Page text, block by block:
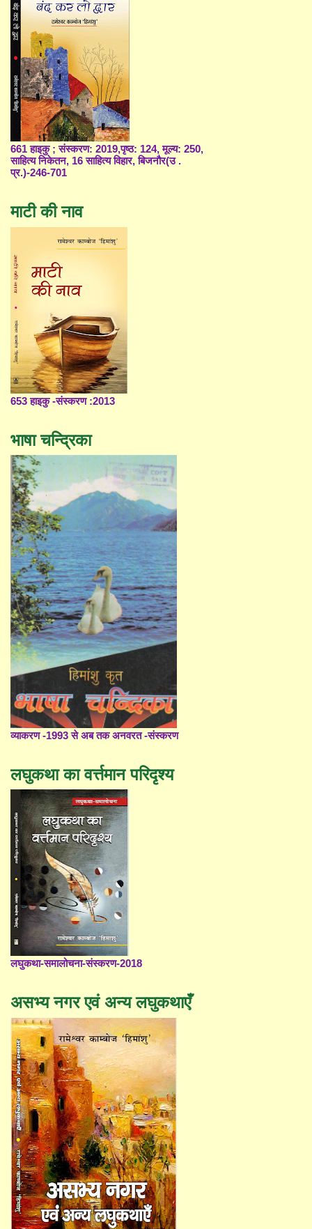
661 हाइकु ; संस्करण: 2019,पृष्ठ: 124, मूल्य: 250,
साहित्य निकेतन, 16 साहित्य विहार, बिजनौर(उ .
प्र.)-246-701
माटी की नाव
653 हाइकु -संस्करण :2013
भाषा चन्द्रिका
व्याकरण -1993 से अब तक अनवरत -संस्करण
लघुकथा का वर्त्तमान परिदृश्य
लघुकथा-समालोचना-संस्करण-2018
असभ्य नगर एवं अन्य लघुकथाएँ